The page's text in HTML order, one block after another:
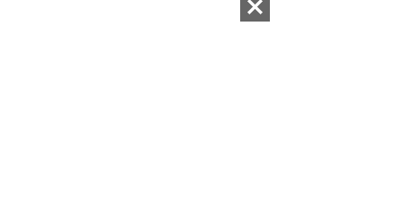
История